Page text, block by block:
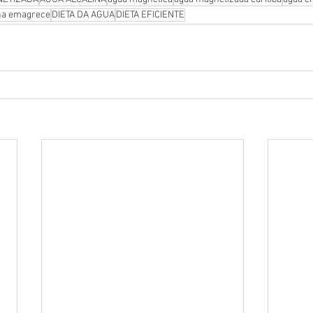
emagreceDIETA DA AGUADIETA EFICIENTE